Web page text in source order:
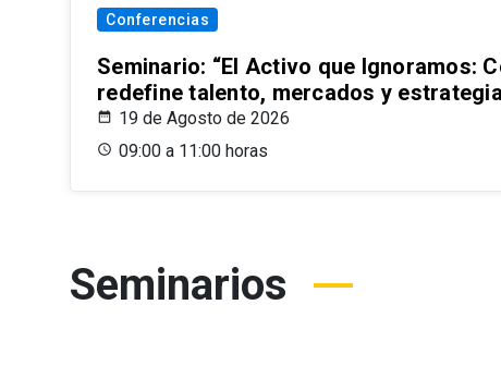
Conferencias
Seminario: “El Activo que Ignoramos:
redefine talento, mercados y
19 de Agosto de 2026
09:00 a 11:00 horas
Seminarios